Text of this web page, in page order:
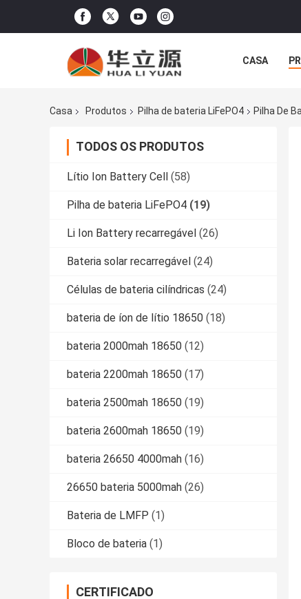
CASA
Casa Produtos Pilha de bateria LiFePO4 Pilha De
TODOS OS PRODUTOS
Lítio Ion Battery Cell (58)
Pilha de bateria LiFePO4 (19)
Li Ion Battery recarregável (26)
Bateria solar recarregável (24)
Células de bateria cilíndricas (24)
bateria de íon de lítio 18650 (18)
bateria 2000mah 18650 (12)
bateria 2200mah 18650 (17)
bateria 2500mah 18650 (19)
bateria 2600mah 18650 (19)
bateria 26650 4000mah (16)
26650 bateria 5000mah (26)
Bateria de LMFP (1)
Bloco de bateria (1)
CERTIFICADO